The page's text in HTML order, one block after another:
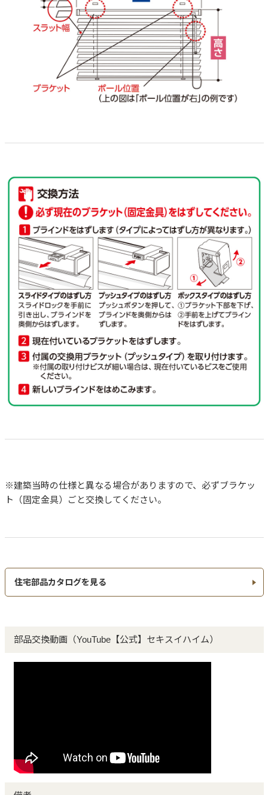
※建築当時の仕様と異なる場合がありますので、必ずブラケッ
ト（固定金具）ごと交換してください。
住宅部品カタログを見る
部品交換動画（YouTube【公式】セキスイハイム）